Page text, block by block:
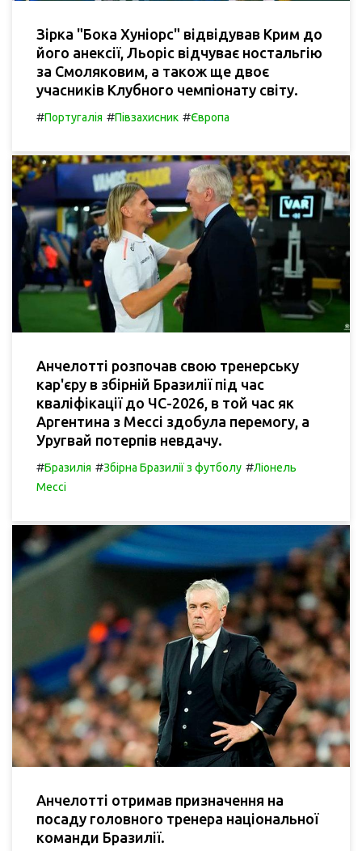
Зірка "Бока Хуніорс" відвідував Крим до
його анексії, Льоріс відчуває ностальгію
за Смоляковим, а також ще двоє
учасників Клубного чемпіонату світу.
#Португалія #Півзахисник #Європа
Анчелотті розпочав свою тренерську
кар'єру в збірній Бразилії під час
кваліфікації до ЧС-2026, в той час як
Аргентина з Мессі здобула перемогу, а
Уругвай потерпів невдачу.
#Бразилія #Збірна Бразилії з футболу #Ліонель
Мессі
Анчелотті отримав призначення на
посаду головного тренера національної
команди Бразилії.